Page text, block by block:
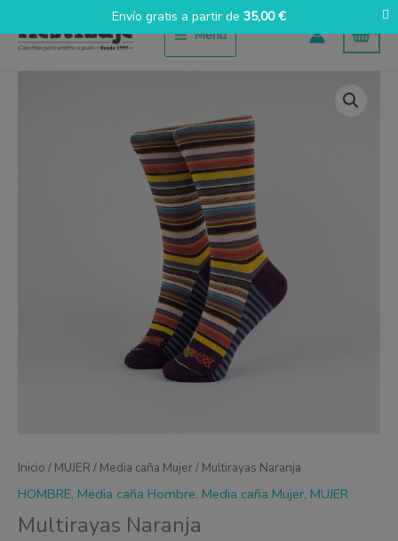
contenido
Menú
Inicio / MUJER / Media caña Mujer/ Multirayas Naranja
HOMBRE, Media caña Hombre, Media caña Mujer, MUJER
Multirayas Naranja
Envío gratis a partir de 35,00€